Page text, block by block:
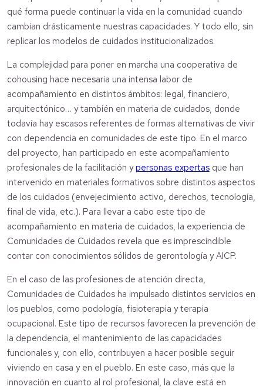
qué forma puede continuar la vida en la comunidad cuando
cambian drásticamente nuestras capacidades. Y todo ello, sin
replicar los modelos de cuidados institucionalizados.
La complejidad para poner en marcha una cooperativa de
cohousing hace necesaria una intensa labor de
acompañamiento en distintos ámbitos: legal, financiero,
arquitectónico… y también en materia de cuidados, donde
todavía hay escasos referentes de formas alternativas de vivir
con dependencia en comunidades de este tipo. En el marco
del proyecto, han participado en este acompañamiento
profesionales de la facilitación ypersonas expertasque han
intervenido en materiales formativos sobre distintos aspectos
de los cuidados (envejecimiento activo, derechos, tecnología,
final de vida, etc.). Para llevar a cabo este tipo de
acompañamiento en materia de cuidados, la experiencia de
Comunidades de Cuidados revela que es imprescindible
contar con conocimientos sólidos de gerontología y AICP.
En el caso de las profesiones de atención directa,
Comunidades de Cuidados ha impulsado distintos servicios en
los pueblos, como podología, fisioterapia y terapia
ocupacional. Este tipo de recursos favorecen la prevención de
la dependencia, el mantenimiento de las capacidades
funcionales y, con ello, contribuyen a hacer posible seguir
viviendo en casa y en el pueblo. En este caso, más que la
innovación en cuanto al rol profesional, la clave está en